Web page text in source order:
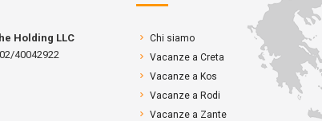
Holding LLC
40042922
Chi siamo
Vacanze a Creta
Vacanze a Kos
Vacanze a Rodi
Vacanze a Zante